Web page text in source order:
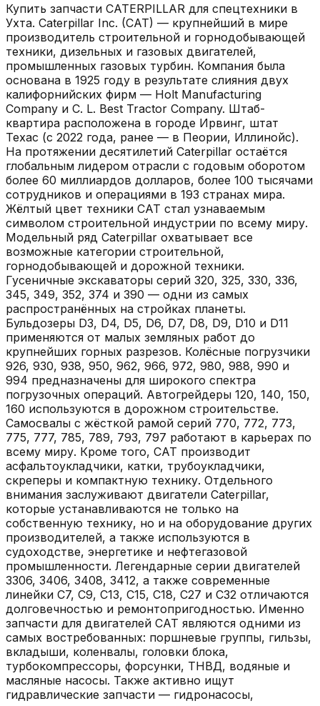
Купить запчасти CATERPILLAR для спецтехники в
Ухта. Caterpillar Inc. (CAT) — крупнейший в мире
производитель строительной и горнодобывающей
техники, дизельных и газовых двигателей,
промышленных газовых турбин. Компания была
основана в 1925 году в результате слияния двух
калифорнийских фирм — Holt Manufacturing
Company и C. L. Best Tractor Company. Штаб-
квартира расположена в городе Ирвинг, штат
Техас (с 2022 года, ранее — в Пеории, Иллинойс).
На протяжении десятилетий Caterpillar остаётся
глобальным лидером отрасли с годовым оборотом
более 60 миллиардов долларов, более 100 тысячами
сотрудников и операциями в 193 странах мира.
Жёлтый цвет техники CAT стал узнаваемым
символом строительной индустрии по всему миру.
Модельный ряд Caterpillar охватывает все
возможные категории строительной,
горнодобывающей и дорожной техники.
Гусеничные экскаваторы серий 320, 325, 330, 336,
345, 349, 352, 374 и 390 — одни из самых
распространённых на стройках планеты.
Бульдозеры D3, D4, D5, D6, D7, D8, D9, D10 и D11
применяются от малых земляных работ до
крупнейших горных разрезов. Колёсные погрузчики
926, 930, 938, 950, 962, 966, 972, 980, 988, 990 и
994 предназначены для широкого спектра
погрузочных операций. Автогрейдеры 120, 140, 150,
160 используются в дорожном строительстве.
Самосвалы с жёсткой рамой серий 770, 772, 773,
775, 777, 785, 789, 793, 797 работают в карьерах по
всему миру. Кроме того, CAT производит
асфальтоукладчики, катки, трубоукладчики,
скреперы и компактную технику. Отдельного
внимания заслуживают двигатели Caterpillar,
которые устанавливаются не только на
собственную технику, но и на оборудование других
производителей, а также используются в
судоходстве, энергетике и нефтегазовой
промышленности. Легендарные серии двигателей
3306, 3406, 3408, 3412, а также современные
линейки C7, C9, C13, C15, C18, C27 и C32 отличаются
долговечностью и ремонтопригодностью. Именно
запчасти для двигателей CAT являются одними из
самых востребованных: поршневые группы, гильзы,
вкладыши, коленвалы, головки блока,
турбокомпрессоры, форсунки, ТНВД, водяные и
масляные насосы. Также активно ищут
гидравлические запчасти — гидронасосы,